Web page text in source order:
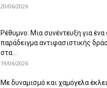
20/06/2026
Ρέθυμνο: Μια συνέντευξη για
παράδειγμα αντιφασιστικής
στα...
19/06/2026
Με δυναμισμό και χαμόγελα